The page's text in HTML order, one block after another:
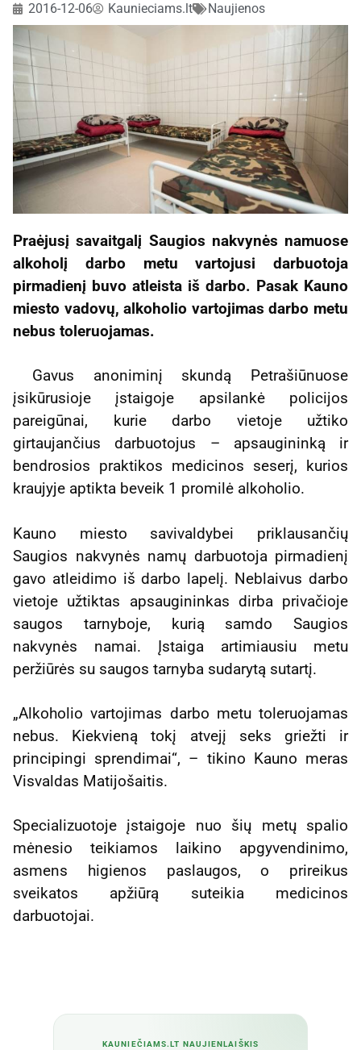
2016-12-06 Kaunieciams.lt Naujienos
Praėjusį savaitgalį Saugios nakvynės namuose
alkoholį darbo metu vartojusi darbuotoja
pirmadienį buvo atleista iš darbo. Pasak Kauno
miesto vadovų, alkoholio vartojimas darbo metu
nebus toleruojamas.
Gavus anoniminį skundą Petrašiūnuose
įsikūrusioje įstaigoje apsilankė policijos
pareigūnai, kurie darbo vietoje užtiko
girtaujančius darbuotojus – apsaugininką ir
bendrosios praktikos medicinos seserį, kurios
kraujyje aptikta beveik 1 promilė alkoholio.
Kauno miesto savivaldybei priklausančių
Saugios nakvynės namų darbuotoja pirmadienį
gavo atleidimo iš darbo lapelį. Neblaivus darbo
vietoje užtiktas apsaugininkas dirba privačioje
saugos tarnyboje, kurią samdo Saugios
nakvynės namai. Įstaiga artimiausiu metu
peržiūrės su saugos tarnyba sudarytą sutartį.
„Alkoholio vartojimas darbo metu toleruojamas
nebus. Kiekvieną tokį atvejį seks griežti ir
principingi sprendimai“, – tikino Kauno meras
Visvaldas Matijošaitis.
Specializuotoje įstaigoje nuo šių metų spalio
mėnesio teikiamos laikino apgyvendinimo,
asmens higienos paslaugos, o prireikus
sveikatos apžiūrą suteikia medicinos
darbuotojai.
KAUNIEČIAMS.LT NAUJIENLAIŠKIS